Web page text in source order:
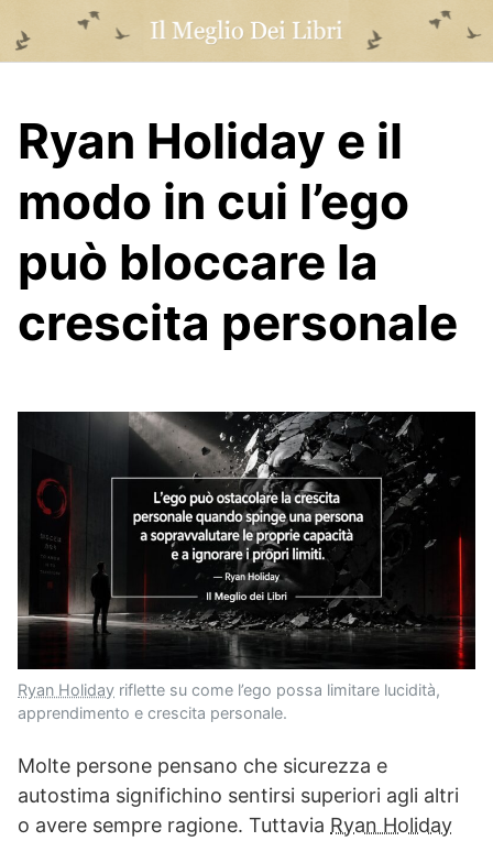
content
Ryan Holiday e il
modo in cui l’ego
può bloccare la
crescita personale
Ryan Holiday riflette su come l’ego possa limitare lucidità,
apprendimento e crescita personale.
Molte persone pensano che sicurezza e
autostima significhino sentirsi superiori agli altri
o avere sempre ragione. Tuttavia Ryan Holiday